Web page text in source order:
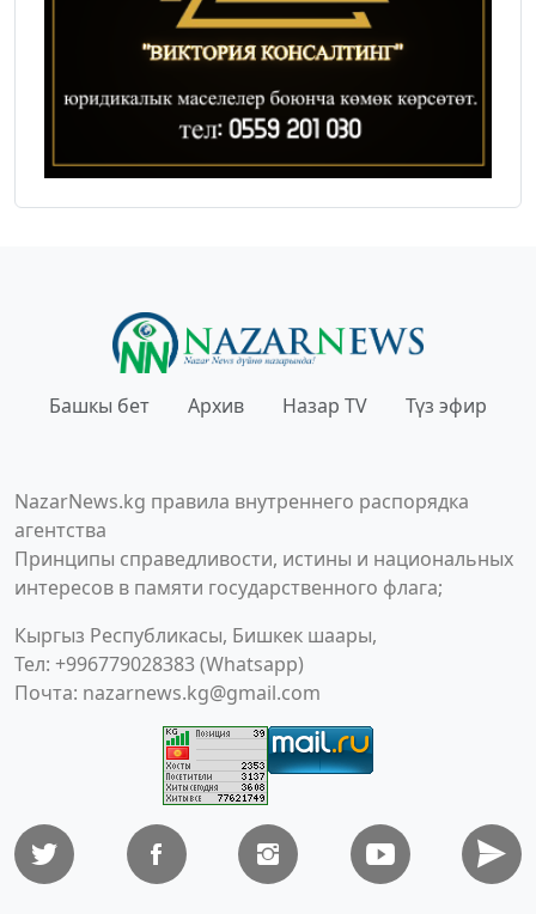
Башкы бет Архив Назар TV Түз эфир
NazarNews.kg правила внутреннего распорядка
агентства
Принципы справедливости, истины и национальных
интересов в памяти государственного флага;
Кыргыз Республикасы, Бишкек шаары,
Тел: +996779028383 (Whatsapp)
Почта: nazarnews.kg@gmail.com